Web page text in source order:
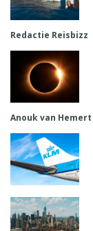
Redactie Reisbizz
Anouk van Hemert